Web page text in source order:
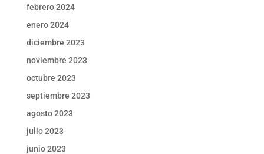
febrero 2024
enero 2024
diciembre 2023
noviembre 2023
octubre 2023
septiembre 2023
agosto 2023
julio 2023
junio 2023